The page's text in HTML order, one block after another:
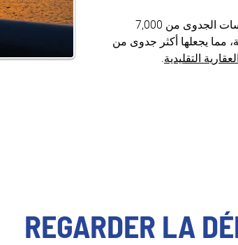
مما يجعلها أكثر جدوى من
التقليدية.
REGARDER LA